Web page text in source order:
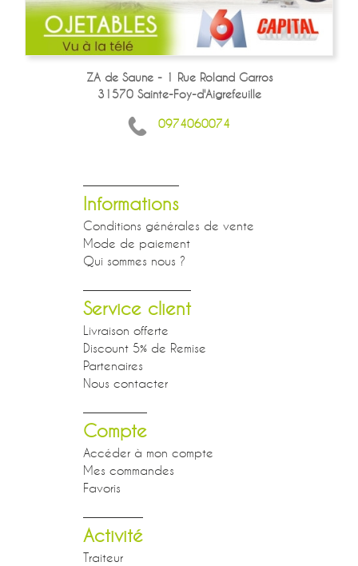
ZA de Saune - 1 Rue Roland Garros
31570 Sainte-Foy-d'Aigrefeuille
0974060074
Informations
Conditions générales de vente
Mode de paiement
Qui sommes nous ?
Service client
Livraison offerte
Discount 5% de Remise
Partenaires
Nous contacter
Compte
Accéder à mon compte
Mes commandes
Favoris
Activité
Traiteur